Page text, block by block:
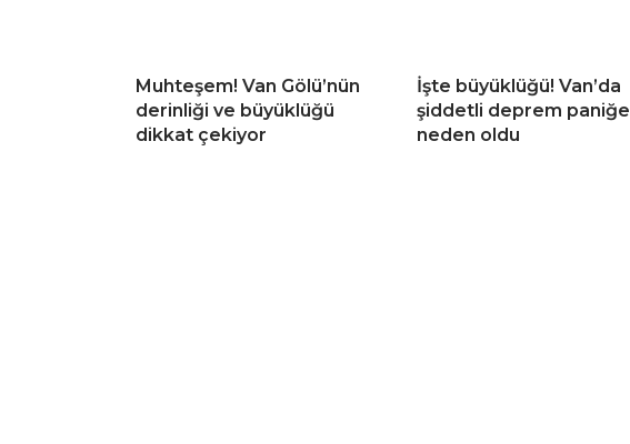
Muhteşem! Van Gölü’nün
derinliği ve büyüklüğü
dikkat çekiyor
İşte büyüklüğü! Van’da
şiddetli deprem paniğe
neden oldu